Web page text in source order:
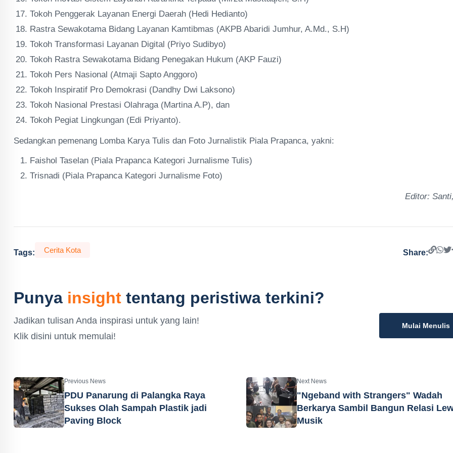
Tokoh Penggerak Layanan Energi Daerah (Hedi Hedianto)
Rastra Sewakotama Bidang Layanan Kamtibmas (AKPB Abaridi Jumhur, A.Md., S.H)
Tokoh Transformasi Layanan Digital (Priyo Sudibyo)
Tokoh Rastra Sewakotama Bidang Penegakan Hukum (AKP Fauzi)
Tokoh Pers Nasional (Atmaji Sapto Anggoro)
Tokoh Inspiratif Pro Demokrasi (Dandhy Dwi Laksono)
Tokoh Nasional Prestasi Olahraga (Martina A.P), dan
Tokoh Pegiat Lingkungan (Edi Priyanto).
Sedangkan pemenang Lomba Karya Tulis dan Foto Jurnalistik Piala Prapanca, yakni:
Faishol Taselan (Piala Prapanca Kategori Jurnalisme Tulis)
Trisnadi (Piala Prapanca Kategori Jurnalisme Foto)
Editor:
Tags: Cerita Kota Share:
Punya insight tentang peristiwa terkini?
Jadikan tulisan Anda inspirasi untuk yang lain!
Klik disini untuk memulai!
Mulai Menulis
Previous News
PDU Panarung di Palangka Raya
Sukses Olah Sampah Plastik jadi
Paving Block
Next News
"Ngeband with Strangers" Wadah
Berkarya Sambil Bangun Relasi
Musik